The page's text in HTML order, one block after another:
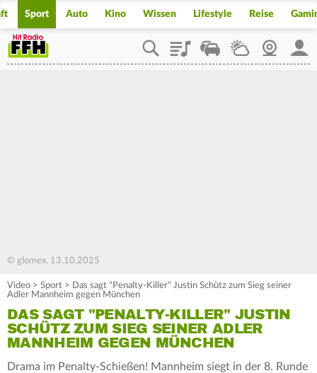
Sport Auto Kino Wissen Lifestyle Reise
PlaylistStaupilotWetterWebcam
© glomex, 13.10.2025
Video > Sport > Das sagt "Penalty-Killer" Justin Schütz zum Sieg seiner
Adler Mannheim gegen München
DAS SAGT "PENALTY-KILLER" JUSTIN
SCHÜTZ ZUM SIEG SEINER ADLER
MANNHEIM GEGEN MÜNCHEN
Drama im Penalty-Schießen! Mannheim siegt in der 8. Runde